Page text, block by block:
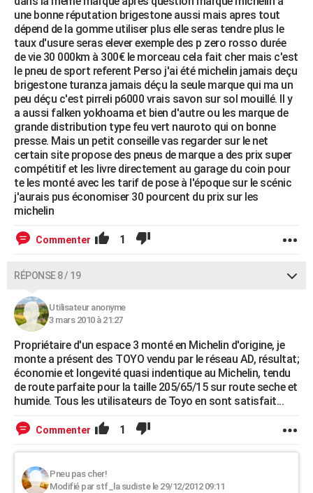
une bonne réputation brigestone aussi mais apres tout
dépend de la gomme utiliser plus elle seras tendre plus le
taux d'usure seras elever exemple des p zero rosso durée
de vie 30 000km à 300€ le morceau cela fait cher mais c'est
le pneu de sport referent Perso j'ai été michelin jamais deçu
brigestone turanza jamais déçu la seule marque qui ma un
peu déçu c'est pirreli p6000 vrais savon sur sol mouillé. Il y
a aussi falken yokhoama et bien d'autre ou les marque de
grande distribution type feu vert nauroto qui on bonne
presse. Mais un petit conseille vas regarder sur le net
certain site propose des pneus de marque a des prix super
compétitif et les livre directement au garage du coin pour
te les monté avec les tarif de pose à l'époque sur le scénic
j'aurais pus économiser 30 pourcent du prix sur les
michelin
Commenter 1
RÉPONSE 8 / 19
Utilisateur anonyme
3 mars 2010 à 21:27
Propriétaire d'un espace 3 monté en Michelin d'origine, je
monte a présent des TOYO vendu par le réseau AD, résultat;
économie et longevité quasi indentique au Michelin, tendu
de route parfaite pour la taille 205/65/15 sur route seche et
humide. Tous les utilisateurs de Toyo en sont satisfait...
Commenter 1
Pneu pas cher!
Modifié par stf_la sudiste le 29/12/2012 09:11